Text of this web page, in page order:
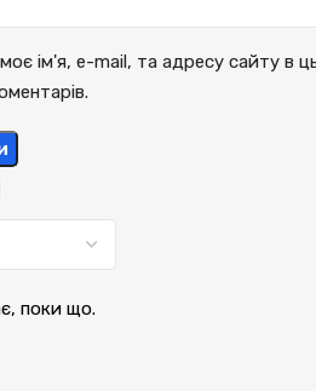
поки що.
ім'я, e-mail, та адресу сайту в